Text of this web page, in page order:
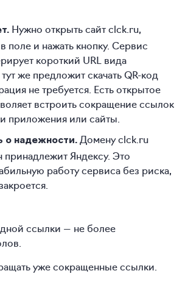
Нужно открыть сайт clck.ru,
поле и нажать кнопку. Сервис
короткий URL вида
же предложит скачать QR-код
не требуется. Есть открытое
встроить сокращение ссылок
приложения или сайты.
о надежности. Домену clck.ru
принадлежит Яндексу. Это
работу сервиса без риска,
ссылки — не более
уже сокращенные ссылки.